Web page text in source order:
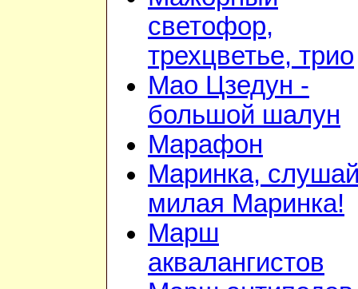
светофор,
трехцветье, трио
Мао Цзедун -
большой шалун
Марафон
Маринка,
милая Маринка!
Марш
аквалангистов